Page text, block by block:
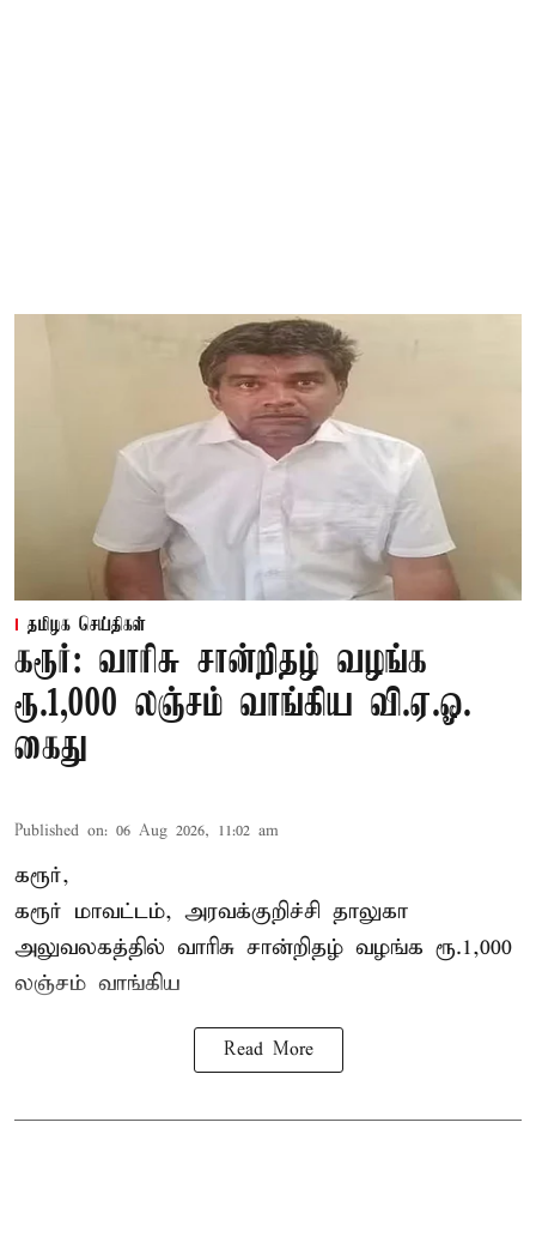
தமிழக செய்திகள்
கரூர்: வாரிசு சான்றிதழ் வழங்க
ரூ.1,000 லஞ்சம் வாங்கிய வி.ஏ.ஓ.
கைது
Published on: 06 Aug 2026, 11:02 am
கரூர்,
கரூர் மாவட்டம், அரவக்குறிச்சி தாலுகா
அலுவலகத்தில் வாரிசு சான்றிதழ் வழங்க ரூ.1,000
லஞ்சம் வாங்கிய
Read More